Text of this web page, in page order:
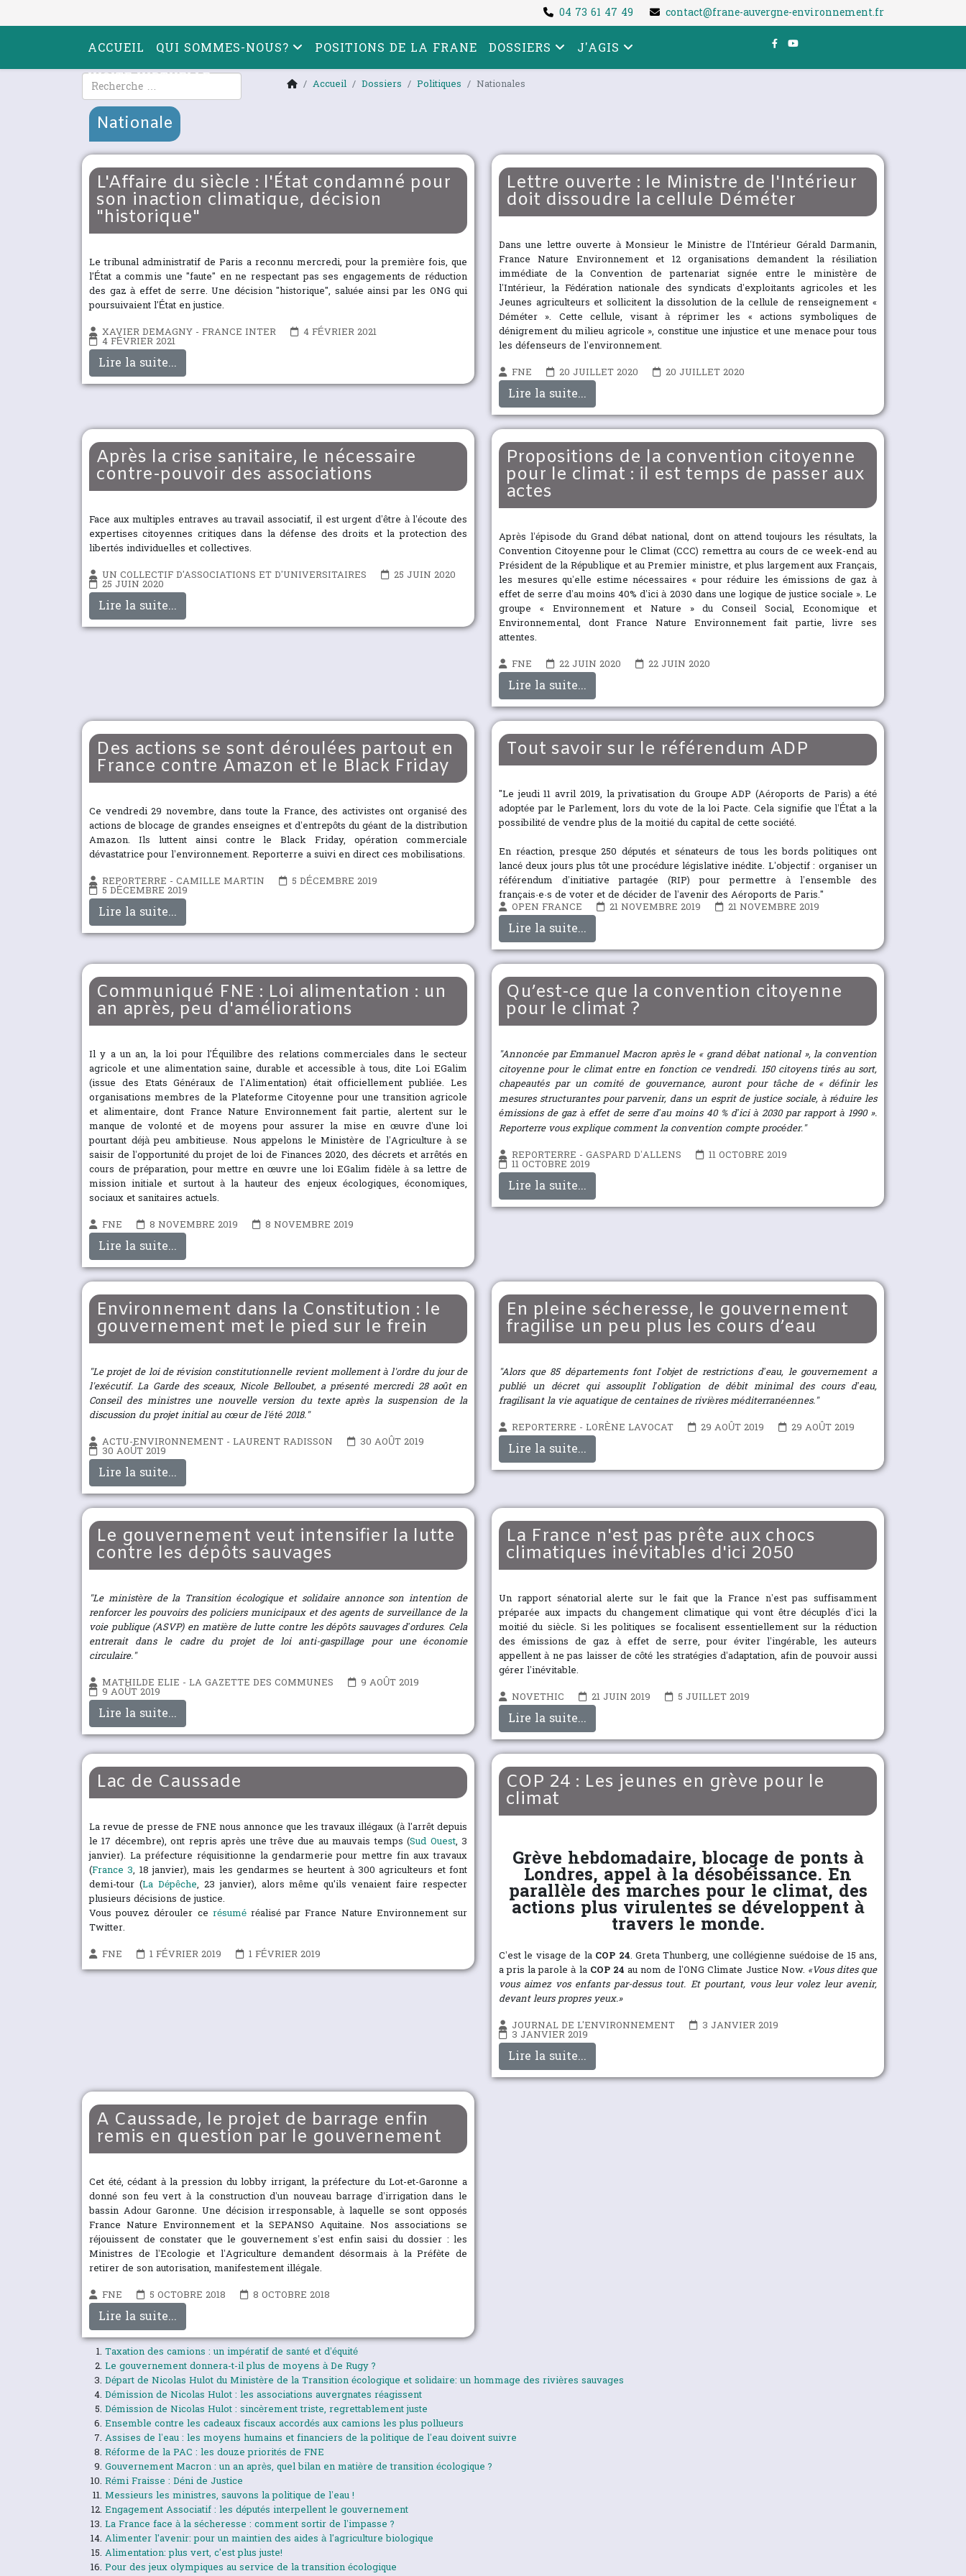
04 73 61 47 49 contact@frane-auvergne-environnement.fr
ACCUEIL QUI SOMMES-NOUS? POSITIONS DE LA FRANE DOSSIERS
J'AGIS
VISITE VIRTUELLE
Rechercher Accueil Dossiers Politiques Nationales
Nationale
L'Affaire du siècle : l'État condamné pour
son inaction climatique, décision
"historique"
Le tribunal administratif de Paris a reconnu mercredi, pour la première fois, que
l'État a commis une "faute" en ne respectant pas ses engagements de réduction
des gaz à effet de serre. Une décision "historique", saluée ainsi par les ONG qui
poursuivaient l'État en justice.
XAVIER DEMAGNY - FRANCE INTER
4 FÉVRIER 2021
4 FÉVRIER 2021
Lire la suite...
Lettre ouverte : le Ministre de l'Intérieur
doit dissoudre la cellule Déméter
Dans une lettre ouverte à Monsieur le Ministre de l’Intérieur Gérald Darmanin,
France Nature Environnement et 12 organisations demandent la résiliation
immédiate de la Convention de partenariat signée entre le ministère de
l’Intérieur, la Fédération nationale des syndicats d’exploitants agricoles et les
Jeunes agriculteurs et sollicitent la dissolution de la cellule de renseignement «
Déméter ». Cette cellule, visant à réprimer les « actions symboliques de
dénigrement du milieu agricole », constitue une injustice et une menace pour tous
les défenseurs de l’environnement.
FNE
20 JUILLET 2020 20 JUILLET 2020
Lire la suite...
Après la crise sanitaire, le nécessaire
contre-pouvoir des associations
Face aux multiples entraves au travail associatif, il est urgent d’être à l’écoute des
expertises citoyennes critiques dans la défense des droits et la protection des
libertés individuelles et collectives.
UN COLLECTIF D'ASSOCIATIONS ET D'UNIVERSITAIRES
25 JUIN 2020
25 JUIN 2020
Lire la suite...
Propositions de la convention citoyenne
pour le climat : il est temps de passer aux
actes
Après l’épisode du Grand débat national, dont on attend toujours les résultats, la
Convention Citoyenne pour le Climat (CCC) remettra au cours de ce week-end au
Président de la République et au Premier ministre, et plus largement aux Français,
les mesures qu’elle estime nécessaires « pour réduire les émissions de gaz à
effet de serre d’au moins 40% d’ici à 2030 dans une logique de justice sociale ». Le
groupe « Environnement et Nature » du Conseil Social, Economique et
Environnemental, dont France Nature Environnement fait partie, livre ses
attentes.
FNE
22 JUIN 2020 22 JUIN 2020
Lire la suite...
Des actions se sont déroulées partout en
France contre Amazon et le Black Friday
Ce vendredi 29 novembre, dans toute la France, des activistes ont organisé des
actions de blocage de grandes enseignes et d’entrepôts du géant de la distribution
Amazon. Ils luttent ainsi contre le Black Friday, opération commerciale
dévastatrice pour l’environnement. Reporterre a suivi en direct ces mobilisations.
REPORTERRE - CAMILLE MARTIN
5 DÉCEMBRE 2019
5 DÉCEMBRE 2019
Lire la suite...
Tout savoir sur le référendum ADP
"Le jeudi 11 avril 2019, la privatisation du Groupe ADP (Aéroports de Paris) a été
adoptée par le Parlement, lors du vote de la loi Pacte. Cela signifie que l’État a la
possibilité de vendre plus de la moitié du capital de cette société.
En réaction, presque 250 députés et sénateurs de tous les bords politiques ont
lancé deux jours plus tôt une procédure législative inédite. L’objectif : organiser un
référendum d’initiative partagée (RIP) pour permettre à l’ensemble des
français·e·s de voter et de décider de l’avenir des Aéroports de Paris."
OPEN FRANCE 21 NOVEMBRE 2019 21 NOVEMBRE 2019
Lire la suite...
Communiqué FNE : Loi alimentation : un
an après, peu d'améliorations
Il y a un an, la loi pour l'Équilibre des relations commerciales dans le secteur
agricole et une alimentation saine, durable et accessible à tous, dite Loi EGalim
(issue des Etats Généraux de l’Alimentation) était officiellement publiée. Les
organisations membres de la Plateforme Citoyenne pour une transition agricole
et alimentaire, dont France Nature Environnement fait partie, alertent sur le
manque de volonté et de moyens pour assurer la mise en œuvre d’une loi
pourtant déjà peu ambitieuse. Nous appelons le Ministère de l’Agriculture à se
saisir de l’opportunité du projet de loi de Finances 2020, des décrets et arrêtés en
cours de préparation, pour mettre en œuvre une loi EGalim fidèle à sa lettre de
mission initiale et surtout à la hauteur des enjeux écologiques, économiques,
sociaux et sanitaires actuels.
FNE
8 NOVEMBRE 2019 8 NOVEMBRE 2019
Lire la suite...
Qu’est-ce que la convention citoyenne
pour le climat ?
"Annoncée par Emmanuel Macron après le « grand débat national », la convention
citoyenne pour le climat entre en fonction ce vendredi. 150 citoyens tirés au sort,
chapeautés par un comité de gouvernance, auront pour tâche de « définir les
mesures structurantes pour parvenir, dans un esprit de justice sociale, à réduire les
émissions de gaz à effet de serre d’au moins 40 % d’ici à 2030 par rapport à 1990 ».
Reporterre vous explique comment la convention compte procéder."
REPORTERRE - GASPARD D’ALLENS
11 OCTOBRE 2019
11 OCTOBRE 2019
Lire la suite...
Environnement dans la Constitution : le
gouvernement met le pied sur le frein
"Le projet de loi de révision constitutionnelle revient mollement à l'ordre du jour de
l'exécutif. La Garde des sceaux, Nicole Belloubet, a présenté mercredi 28 août en
Conseil des ministres une nouvelle version du texte après la suspension de la
discussion du projet initial au cœur de l'été 2018."
ACTU-ENVIRONNEMENT - LAURENT RADISSON
30 AOÛT 2019
30 AOÛT 2019
Lire la suite...
En pleine sécheresse, le gouvernement
fragilise un peu plus les cours d’eau
"Alors que 85 départements font l’objet de restrictions d’eau, le gouvernement a
publié un décret qui assouplit l’obligation de débit minimal des cours d’eau,
fragilisant la vie aquatique de centaines de rivières méditerranéennes."
REPORTERRE - LORÈNE LAVOCAT
29 AOÛT 2019 29 AOÛT 2019
Lire la suite...
Le gouvernement veut intensifier la lutte
contre les dépôts sauvages
"Le ministère de la Transition écologique et solidaire annonce son intention de
renforcer les pouvoirs des policiers municipaux et des agents de surveillance de la
voie publique (ASVP) en matière de lutte contre les dépôts sauvages d’ordures. Cela
entrerait dans le cadre du projet de loi anti-gaspillage pour une économie
circulaire."
MATHILDE ELIE - LA GAZETTE DES COMMUNES
9 AOÛT 2019
9 AOÛT 2019
Lire la suite...
La France n'est pas prête aux chocs
climatiques inévitables d'ici 2050
Un rapport sénatorial alerte sur le fait que la France n’est pas suffisamment
préparée aux impacts du changement climatique qui vont être décuplés d’ici la
moitié du siècle. Si les politiques se focalisent essentiellement sur la réduction
des émissions de gaz à effet de serre, pour éviter l’ingérable, les auteurs
appellent à ne pas laisser de côté les stratégies d’adaptation, afin de pouvoir aussi
gérer l’inévitable.
NOVETHIC
21 JUIN 2019 5 JUILLET 2019
Lire la suite...
Lac de Caussade
La revue de presse de FNE nous annonce que les travaux illégaux (à l'arrêt depuis
le 17 décembre), ont repris après une trêve due au mauvais temps (Sud Ouest, 3
janvier). La préfecture réquisitionne la gendarmerie pour mettre fin aux travaux
(France 3, 18 janvier), mais les gendarmes se heurtent à 300 agriculteurs et font
demi-tour (La Dépêche, 23 janvier), alors même qu'ils venaient faire respecter
plusieurs décisions de justice.
Vous pouvez dérouler ce résuméréalisé par France Nature Environnement sur
Twitter.
FNE
1 FÉVRIER 2019 1 FÉVRIER 2019
COP 24 : Les jeunes en grève pour le
climat
Grève hebdomadaire, blocage de ponts à
Londres, appel à la désobéissance. En
parallèle des marches pour le climat, des
actions plus virulentes se développent à
travers le monde.
C’est le visage de la COP 24. Greta Thunberg, une collégienne suédoise de 15 ans,
a pris la parole à la COP 24 au nom de l’ONG Climate Justice Now. «Vous dites que
vous aimez vos enfants par-dessus tout. Et pourtant, vous leur volez leur avenir,
devant leurs propres yeux.»
JOURNAL DE L'ENVIRONNEMENT
3 JANVIER 2019
3 JANVIER 2019
Lire la suite...
A Caussade, le projet de barrage enfin
remis en question par le gouvernement
Cet été, cédant à la pression du lobby irrigant, la préfecture du Lot-et-Garonne a
donné son feu vert à la construction d’un nouveau barrage d’irrigation dans le
bassin Adour Garonne. Une décision irresponsable, à laquelle se sont opposés
France Nature Environnement et la SEPANSO Aquitaine. Nos associations se
réjouissent de constater que le gouvernement s’est enfin saisi du dossier : les
Ministres de l’Ecologie et l’Agriculture demandent désormais à la Préfète de
retirer de son autorisation, manifestement illégale.
FNE
5 OCTOBRE 2018 8 OCTOBRE 2018
Lire la suite...
Taxation des camions : un impératif de santé et d’équité
Le gouvernement donnera-t-il plus de moyens à De Rugy ?
Départ de Nicolas Hulot du Ministère de la Transition écologique et solidaire: un hommage des rivières sauvages
Démission de Nicolas Hulot : les associations auvergnates réagissent
Démission de Nicolas Hulot : sincèrement triste, regrettablement juste
Ensemble contre les cadeaux fiscaux accordés aux camions les plus pollueurs
Assises de l’eau : les moyens humains et financiers de la politique de l’eau doivent suivre
Réforme de la PAC : les douze priorités de FNE
Gouvernement Macron : un an après, quel bilan en matière de transition écologique ?
Rémi Fraisse : Déni de Justice
Messieurs les ministres, sauvons la politique de l’eau !
Engagement Associatif : les députés interpellent le gouvernement
La France face à la sécheresse : comment sortir de l’impasse ?
Alimenter l'avenir: pour un maintien des aides à l'agriculture biologique
Alimentation: plus vert, c'est plus juste!
Pour des jeux olympiques au service de la transition écologique